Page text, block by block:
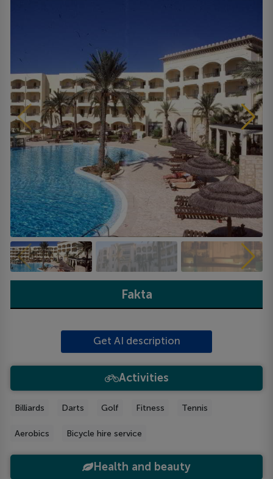
Fakta
Get AI description
Activities
Billiards Darts Golf Fitness Tennis
Aerobics Bicycle hire service
Health and beauty